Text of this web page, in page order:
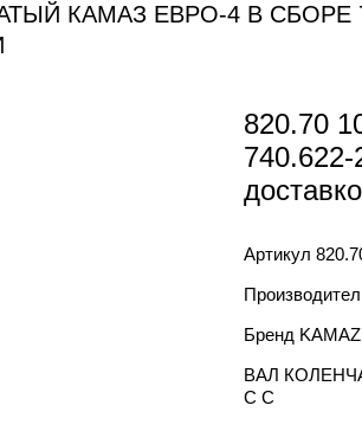
КАМАЗ ЕВРО-4 В СБОРЕ
820.70
Артикул
Бренд KAMAZ
ВАЛ
С С